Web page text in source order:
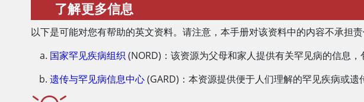
了解更多信息
以下是可能对您有帮助的英文资料。请注意，本手册对该资料中的内容不承担责
国家罕见疾病组织 (NORD)：该资源为父母和家人提供有关罕见病的信息
遗传与罕见病信息中心(GARD)：本资源提供便于人们理解的罕见疾病或遗